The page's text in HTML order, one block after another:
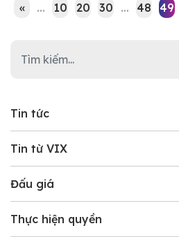
Tin tức
Tin từ VIX
Đấu giá
Thực hiện quyền
« ... 10 20 30 ... 48 49